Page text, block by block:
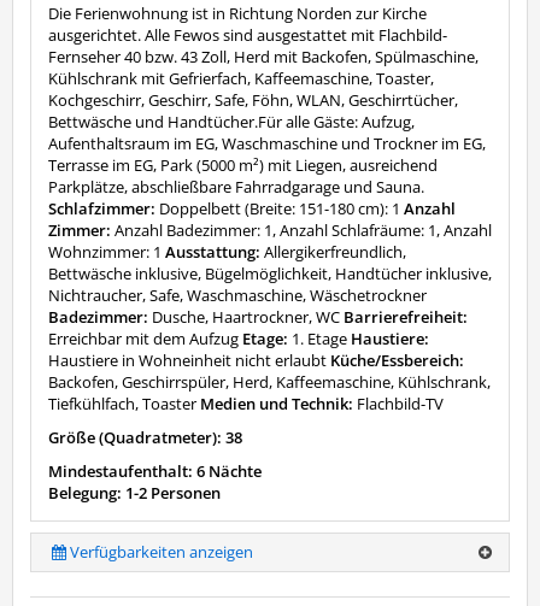
Die Ferienwohnung ist in Richtung Norden zur Kirche
ausgerichtet. Alle Fewos sind ausgestattet mit Flachbild-
Fernseher 40 bzw. 43 Zoll, Herd mit Backofen, Spülmaschine,
Kühlschrank mit Gefrierfach, Kaffeemaschine, Toaster,
Kochgeschirr, Geschirr, Safe, Föhn, WLAN, Geschirrtücher,
Bettwäsche und Handtücher.Für alle Gäste: Aufzug,
Aufenthaltsraum im EG, Waschmaschine und Trockner im EG,
Terrasse im EG, Park (5000 m²) mit Liegen, ausreichend
Parkplätze, abschließbare Fahrradgarage und Sauna.
Schlafzimmer: Doppelbett (Breite: 151-180 cm): 1 Anzahl
Zimmer: Anzahl Badezimmer: 1, Anzahl Schlafräume: 1, Anzahl
Wohnzimmer: 1 Ausstattung: Allergikerfreundlich,
Bettwäsche inklusive, Bügelmöglichkeit, Handtücher inklusive,
Nichtraucher, Safe, Waschmaschine, Wäschetrockner
Badezimmer: Dusche, Haartrockner, WC Barrierefreiheit:
Erreichbar mit dem Aufzug Etage: 1. Etage Haustiere:
Haustiere in Wohneinheit nicht erlaubt Küche/Essbereich:
Backofen, Geschirrspüler, Herd, Kaffeemaschine, Kühlschrank,
Tiefkühlfach, Toaster Medien und Technik: Flachbild-TV
Größe (Quadratmeter): 38
Mindestaufenthalt: 6 Nächte
Belegung: 1-2 Personen
Verfügbarkeiten anzeigen